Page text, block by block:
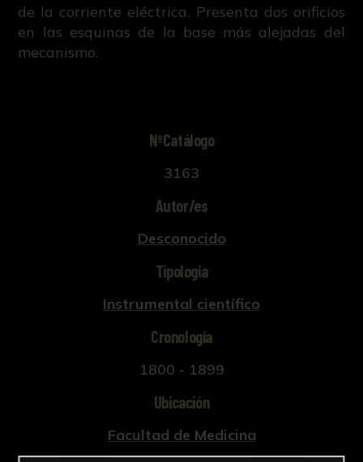
de la corriente eléctrica. Presenta dos orificios
en las esquinas de la base más alejadas del
mecanismo.
NºCatálogo
3163
Autor/es
Desconocido
Tipología
Instrumental científico
Cronología
1800 - 1899
Ubicación
Facultad de Medicina